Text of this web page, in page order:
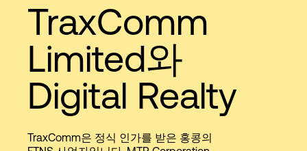
전문성 및 리소스
소개
Language
TraxComm
Limited와
Digital Realty
TraxComm은 정식 인가를 받은 홍콩의